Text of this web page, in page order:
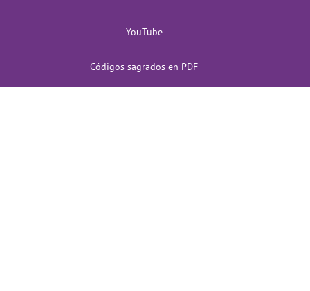
YouTube
Códigos sagrados en PDF